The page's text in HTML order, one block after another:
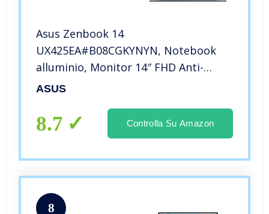
Asus Zenbook 14
UX425EA#B08CGKYNYN, Notebook
alluminio, Monitor 14″ FHD Anti-
Glare, Intel Core 11ma Generazione
Grafica Intel Iris Xe, Windows 10
Home, Lilac Mist
ASUS
8.7 Controlla Su Amazon
8